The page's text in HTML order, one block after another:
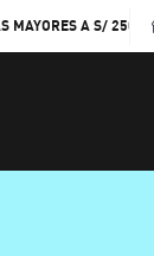
MAYORES A S/ 250